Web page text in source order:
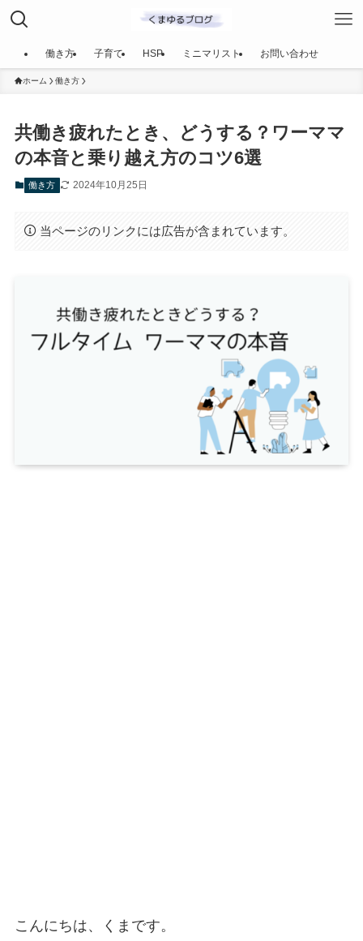
働き方 子育て HSP ミニマリスト お問い合わせ
ホーム 働き方
共働き疲れたとき、どうする？ワーママ
の本音と乗り越え方のコツ6選
働き方 2024年10月25日
当ページのリンクには広告が含まれています。
こんにちは、くまです。